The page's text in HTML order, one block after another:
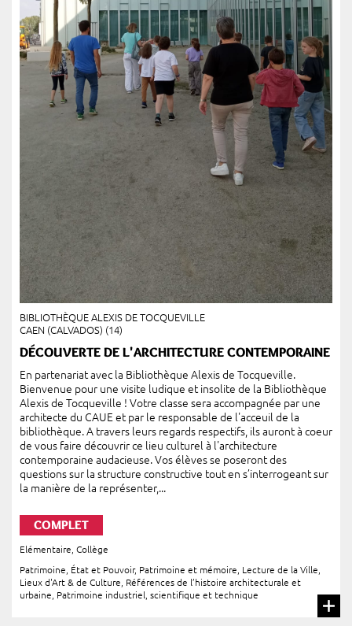
BIBLIOTHÈQUE ALEXIS DE TOCQUEVILLE
CAEN (CALVADOS) (14)
DÉCOUVERTE DE L'ARCHITECTURE CONTEMPORAINE
En partenariat avec la Bibliothèque Alexis de Tocqueville.
Bienvenue pour une visite ludique et insolite de la Bibliothèque
Alexis de Tocqueville ! Votre classe sera accompagnée par une
architecte du CAUE et par le responsable de l'acceuil de la
bibliothèque. A travers leurs regards respectifs, ils auront à coeur
de vous faire découvrir ce lieu culturel à l'architecture
contemporaine audacieuse. Vos élèves se poseront des
questions sur la structure constructive tout en s’interrogeant sur
la manière de la représenter,...
COMPLET
Elémentaire Collège
Patrimoine, État et Pouvoir, Patrimoine et mémoire Lecture de la Ville
Lieux d'Art & de Culture
Références de l’histoire architecturale et
urbaine
Patrimoine industriel, scientifique et technique